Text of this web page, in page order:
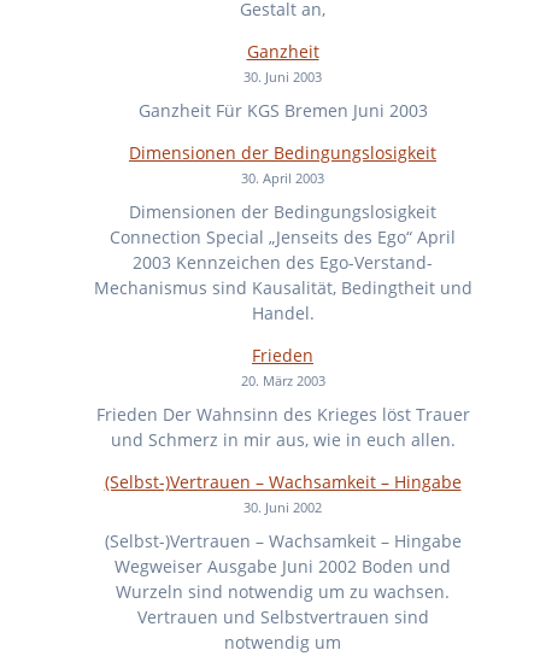
Gestalt an,
Ganzheit
30. Juni 2003
Ganzheit Für KGS Bremen Juni 2003
Dimensionen der Bedingungslosigkeit
30. April 2003
Dimensionen der Bedingungslosigkeit
Connection Special „Jenseits des Ego“ April
2003 Kennzeichen des Ego-Verstand-
Mechanismus sind Kausalität, Bedingtheit und
Handel.
Frieden
20. März 2003
Frieden Der Wahnsinn des Krieges löst Trauer
und Schmerz in mir aus, wie in euch allen.
(Selbst-)Vertrauen – Wachsamkeit – Hingabe
30. Juni 2002
(Selbst-)Vertrauen – Wachsamkeit – Hingabe
Wegweiser Ausgabe Juni 2002 Boden und
Wurzeln sind notwendig um zu wachsen.
Vertrauen und Selbstvertrauen sind
notwendig um